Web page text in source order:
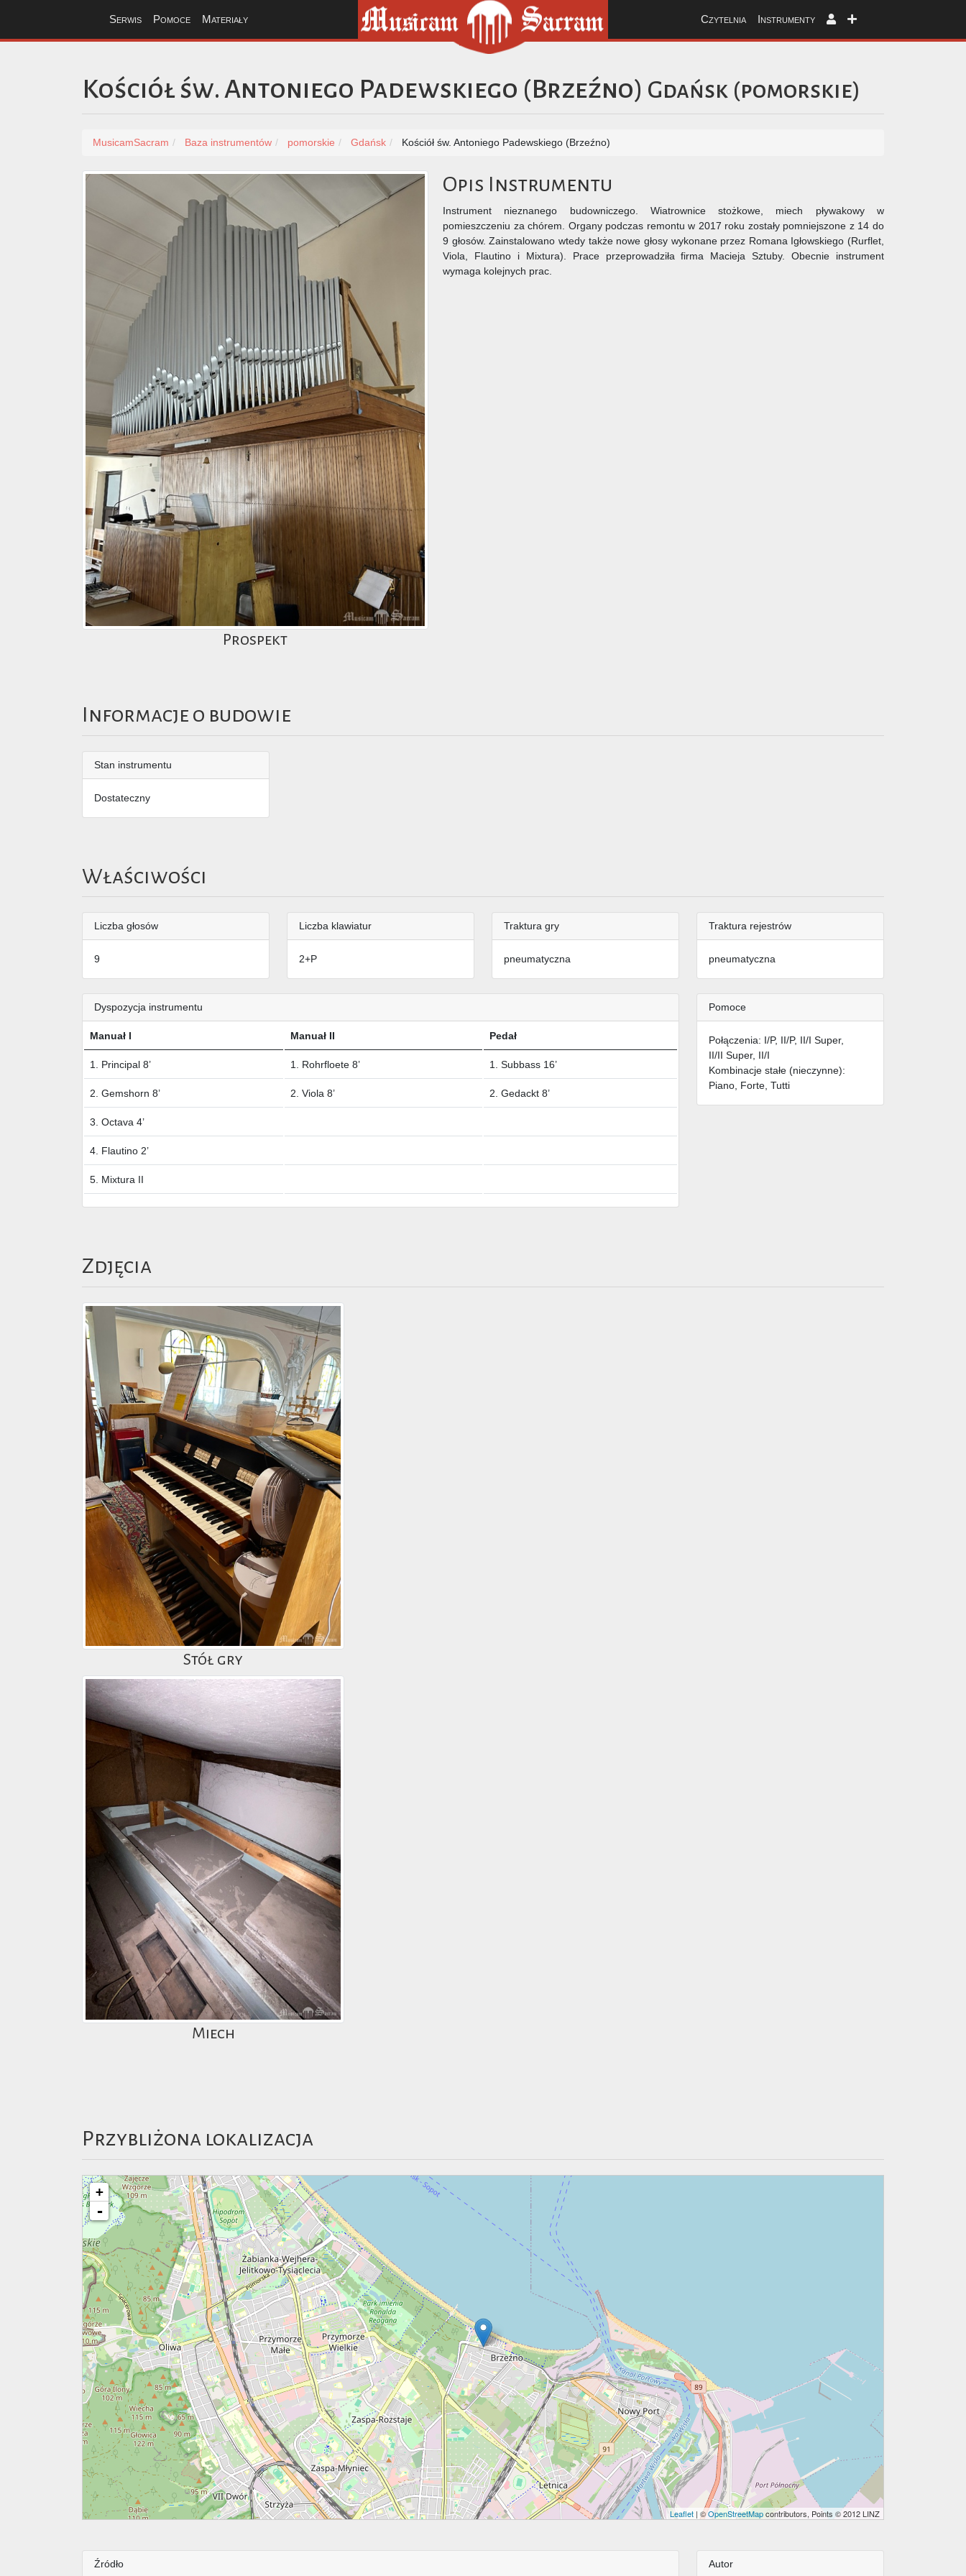
Serwis Pomoce Materiały Czytelnia Instrumenty
Kościół św. Antoniego Padewskiego (Brzeźno) Gdańsk (pomorskie)
MusicamSacram Baza instrumentów pomorskie Gdańsk Kościół św. Antoniego Padewskiego (Brzeźno)
Prospekt
Opis Instrumentu
Instrument nieznanego budowniczego. Wiatrownice stożkowe, miech pływakowy w
pomieszczeniu za chórem. Organy podczas remontu w 2017 roku zostały pomniejszone z 14 do
9 głosów. Zainstalowano wtedy także nowe głosy wykonane przez Romana Igłowskiego (Rurflet,
Viola, Flautino i Mixtura). Prace przeprowadziła firma Macieja Sztuby. Obecnie instrument
wymaga kolejnych prac.
Informacje o budowie
Stan instrumentu
Dostateczny
Właściwości
Liczba głosów
9
Liczba klawiatur
2+P
Traktura gry
pneumatyczna
Traktura rejestrów
pneumatyczna
Dyspozycja instrumentu
Manuał I Manuał II Pedał
1. Principal 8’ 1. Rohrfloete 8’ 1. Subbass 16’
2. Gemshorn 8’ 2. Viola 8’ 2. Gedackt 8’
3. Octava 4’
4. Flautino 2’
5. Mixtura II
Pomoce
Połączenia: I/P, II/P, II/I Super,
II/II Super, II/I
Kombinacje stałe (nieczynne):
Piano, Forte, Tutti
Zdjęcia
Stół gry
Miech
Przybliżona lokalizacja
+
-
Leaflet | ©OpenStreetMapcontributors, Points © 2012 LINZ
Źródło Autor